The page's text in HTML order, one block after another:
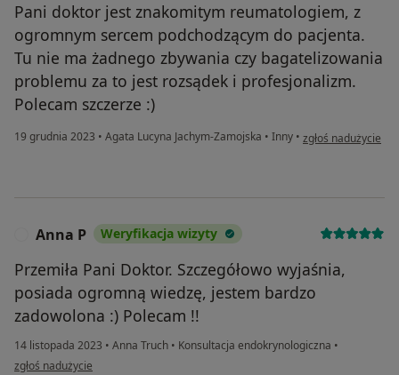
Pani doktor jest znakomitym reumatologiem, z
ogromnym sercem podchodzącym do pacjenta.
Tu nie ma żadnego zbywania czy bagatelizowania
problemu za to jest rozsądek i profesjonalizm.
Polecam szczerze :)
19 grudnia 2023 • Agata Lucyna Jachym-Zamojska • Inny • w opinii
zgłoś nadużycie
Anna P Weryfikacja wizyty
Przemiła Pani Doktor. Szczegółowo wyjaśnia,
posiada ogromną wiedzę, jestem bardzo
zadowolona :) Polecam !!
14 listopada 2023 • Anna Truch • Konsultacja endokrynologiczna •
w opinii użytkownika Anna P
zgłoś nadużycie